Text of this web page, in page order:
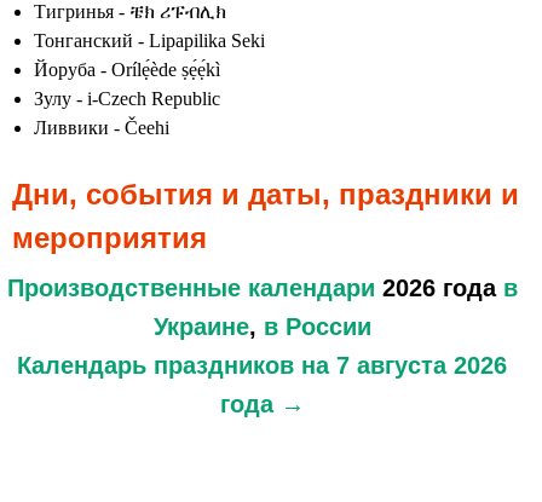
Тигринья - ቼክ ሪፑብሊክ
Тонганский - Lipapilika Seki
Йоруба - Orílẹ́ède ṣẹ́ẹ́kì
Зулу - i-Czech Republic
Ливвики - Čeehi
Дни, события и даты, праздники и
мероприятия
Производственные календари 2026 года в
Украине, в России
Календарь праздников на 7 августа 2026
года →